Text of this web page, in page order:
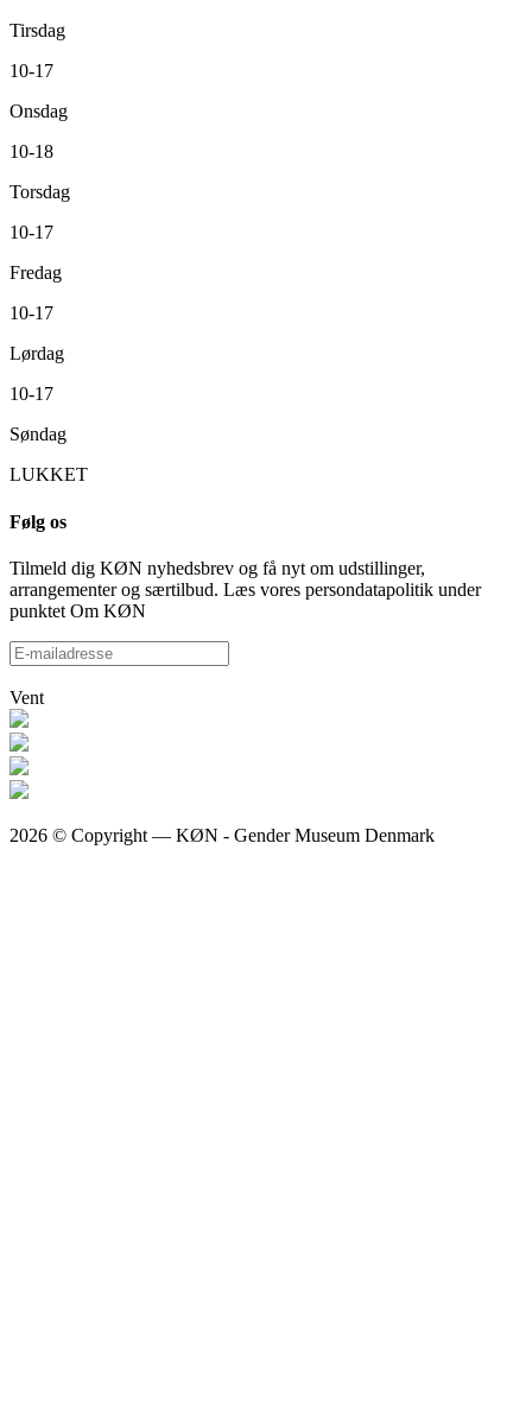
Tirsdag
10-17
Onsdag
10-18
Torsdag
10-17
Fredag
10-17
Lørdag
10-17
Søndag
LUKKET
Følg os
Tilmeld dig KØN nyhedsbrev og få nyt om udstillinger,
arrangementer og særtilbud. Læs vores persondatapolitik under
punktet Om KØN
Vent
2026 © Copyright — KØN - Gender Museum Denmark